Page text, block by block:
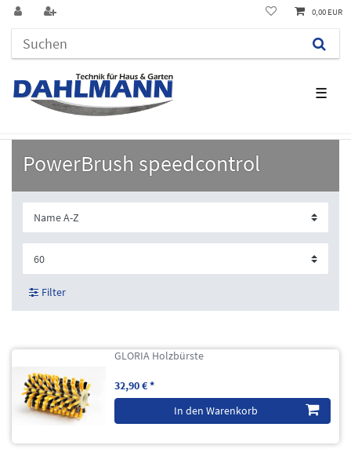
☰
0,00 EUR
PowerBrush speedcontrol
Filter
GLORIA Holzbürste
32,90 € *
In den Warenkorb